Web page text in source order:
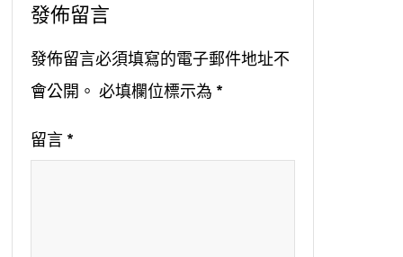
發佈留言
發佈留言必須填寫的電子郵件地址不
會公開。 必填欄位標示為 *
留言 *